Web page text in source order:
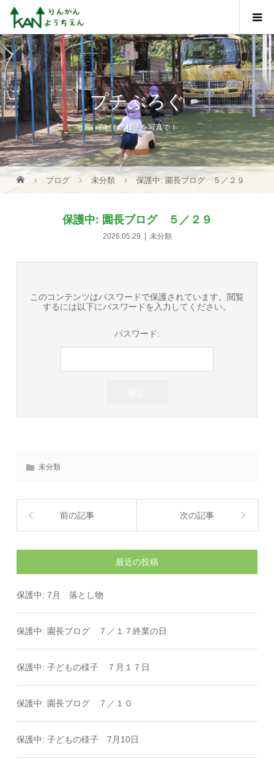
プチぶろぐ
子どもの様子を写真で！
ブログ 未分類 保護中: 園長ブログ ５／２９
保護中: 園長ブログ ５／２９
2026.05.29 未分類
このコンテンツはパスワードで保護されています。閲覧
するには以下にパスワードを入力してください。
パスワード:
未分類
前の記事 次の記事
最近の投稿
保護中: 7月 落とし物
保護中: 園長ブログ ７／１７終業の日
保護中: 子どもの様子 ７月１７日
保護中: 園長ブログ ７／１０
保護中: 子どもの様子 7月10日